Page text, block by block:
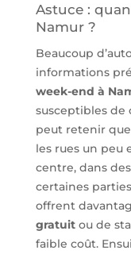
Astuce :
Namur ?
Beaucoup
informations
week-end à
susceptibles de
peut retenir
les rues un peu
centre, dans
certaines
offrent
gratuitou de
faible coût.